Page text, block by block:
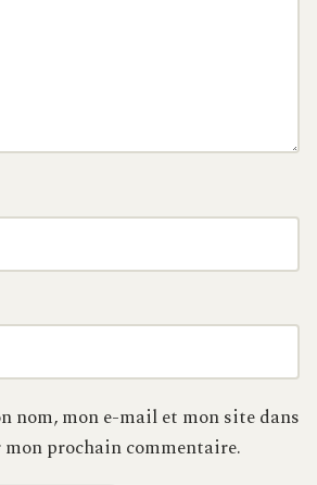
nom, mon e-mail et mon site dans
prochain commentaire.